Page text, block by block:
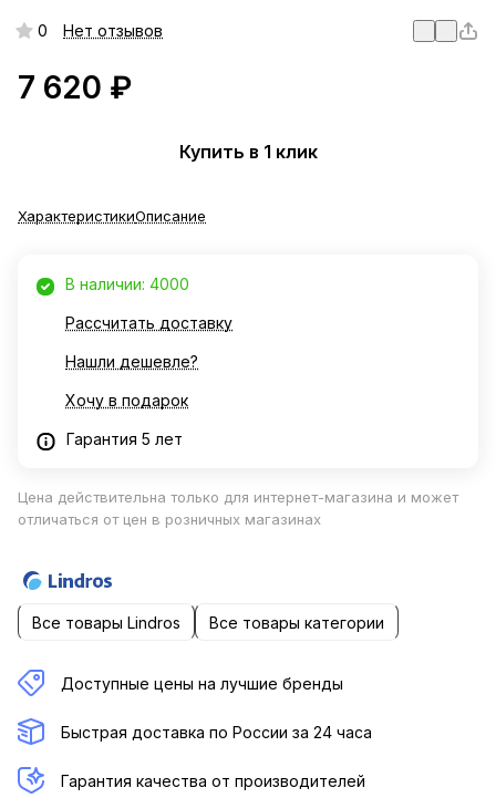
0 Нет отзывов
7 620 ₽
Купить в 1 клик
ХарактеристикиОписание
В наличии: 4000
Рассчитать доставку
Нашли дешевле?
Хочу в подарок
Гарантия 5 лет
Цена действительна только для интернет-магазина и может
отличаться от цен в розничных магазинах
Все товары Lindros Все товары категории
Доступные цены на лучшие бренды
Быстрая доставка по России за 24 часа
Гарантия качества от производителей